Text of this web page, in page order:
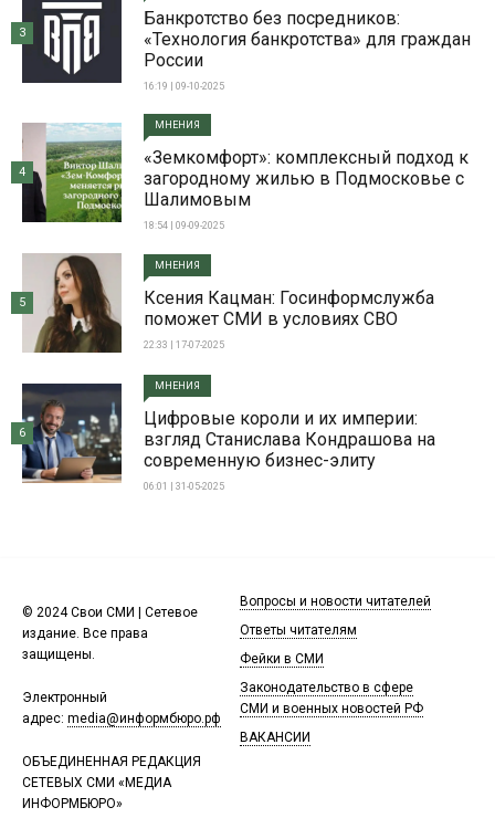
Банкротство без посредников:
«Технология банкротства» для граждан
России
16:19 | 09-10-2025
3
МНЕНИЯ
«Земкомфорт»: комплексный подход к
загородному жилью в Подмосковье с
Шалимовым
18:54 | 09-09-2025
4
МНЕНИЯ
Ксения Кацман: Госинформслужба
поможет СМИ в условиях СВО
22:33 | 17-07-2025
5
МНЕНИЯ
Цифровые короли и их империи:
взгляд Станислава Кондрашова на
современную бизнес-элиту
06:01 | 31-05-2025
6
© 2024 Свои СМИ | Сетевое
издание. Все права
защищены.
Электронный
адрес: media@информбюро.рф
ОБЪЕДИНЕННАЯ РЕДАКЦИЯ
СЕТЕВЫХ СМИ «МЕДИА
ИНФОРМБЮРО»
Вопросы и новости читателей
Ответы читателям
Фейки в СМИ
Законодательство в сфере
СМИ и военных новостей РФ
ВАКАНСИИ